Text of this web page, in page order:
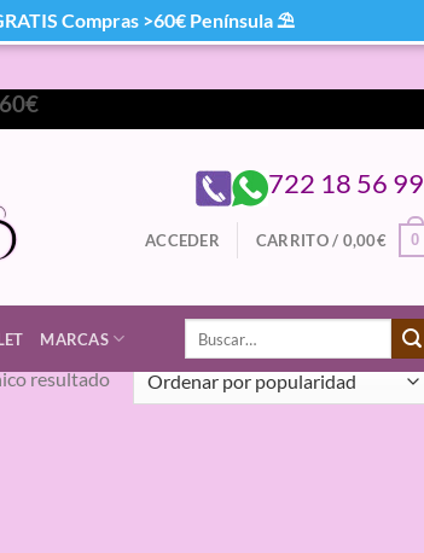
722 18 56 99
ACCEDER CARRITO / 0,00€ 0
MARCAS
Buscar
resultado
Compras >60€ Península ⛱